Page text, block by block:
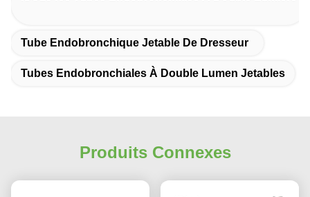
Tube Endobronchique Jetable De Dresseur
Tubes Endobronchiales À Double Lumen Jetables
Produits Connexes